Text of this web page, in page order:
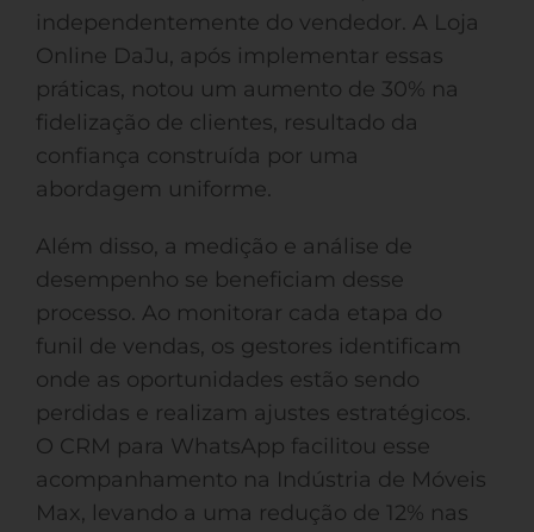
independentemente do vendedor. A Loja
Online DaJu, após implementar essas
práticas, notou um aumento de 30% na
fidelização de clientes, resultado da
confiança construída por uma
abordagem uniforme.
Além disso, a medição e análise de
desempenho se beneficiam desse
processo. Ao monitorar cada etapa do
funil de vendas, os gestores identificam
onde as oportunidades estão sendo
perdidas e realizam ajustes estratégicos.
O CRM para WhatsApp facilitou esse
acompanhamento na Indústria de Móveis
Max, levando a uma redução de 12% nas